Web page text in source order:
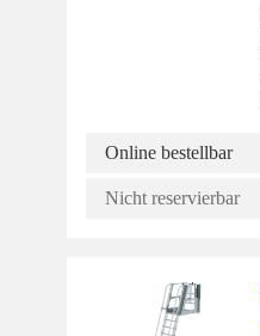
Online bestellbar
Nicht reservierbar